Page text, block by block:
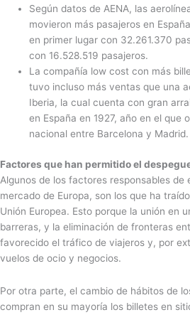
Según datos de AENA, las
movieron más pasajeros en
en primer lugar con 32.261.370
con 16.528.519 pasajeros.
La compañía low cost con más
tuvo incluso más ventas que una
Iberia, la cual cuenta con gran
en España en 1927, año en el que
nacional entre Barcelona y Madrid.
Factores que han permitido el
Algunos de los factores responsables de
mercado de Europa, son los que ha
Unión Europea. Esto porque la unión en
barreras, y la eliminación de fronteras
favorecido el tráfico de viajeros y, por
vuelos de ocio y negocios.
Por otra parte, el cambio de hábitos de
compran en su mayoría los billetes en